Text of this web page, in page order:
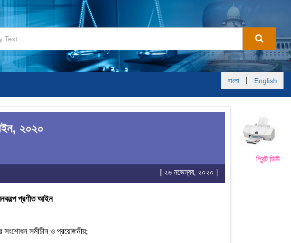
বাংলা English
প্রিন্ট ভিউ
২০২০
[ ২৬ নভেম্বর, ২০২০ ]
প্রণীত আইন
সমীচীন ও প্রয়োজনীয়;